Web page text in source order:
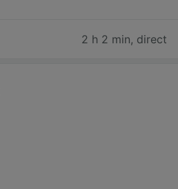
2 h 2 min, direct